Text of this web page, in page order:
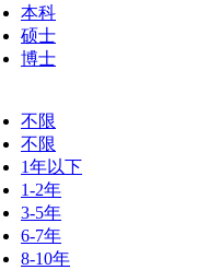
本科
硕士
博士
不限
不限
1年以下
1-2年
3-5年
6-7年
8-10年